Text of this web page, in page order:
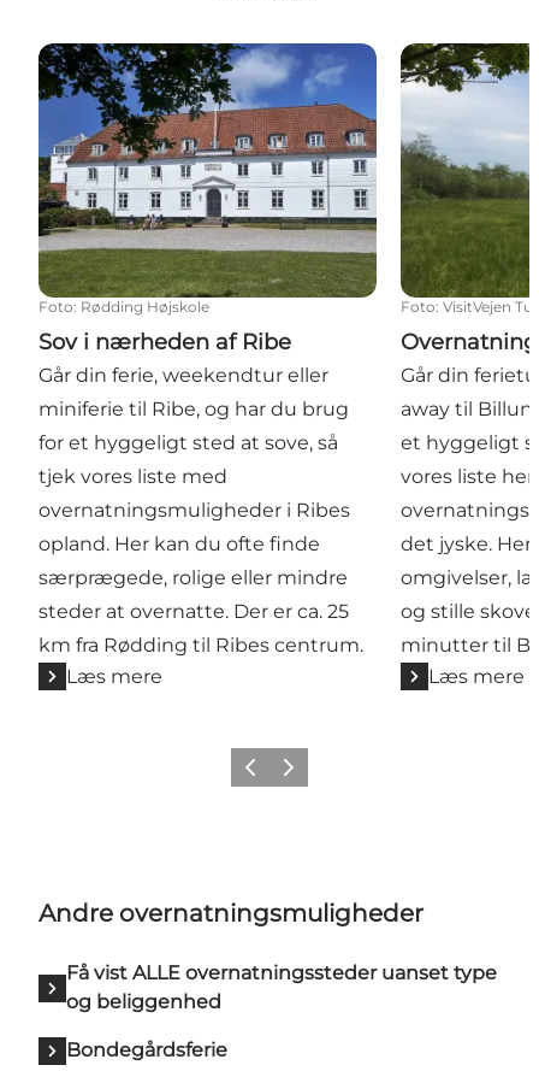
Sov i nærheden af Ribe
Foto: Rødding Højskole
Sov i nærheden af Ribe
Går din ferie, weekendtur eller
miniferie til Ribe, og har du brug
for et hyggeligt sted at sove, så
tjek vores liste med
overnatningsmuligheder i Ribes
opland. Her kan du ofte finde
særprægede, rolige eller mindre
steder at overnatte. Der er ca. 25
km fra Rødding til Ribes centrum.
Læs mere
Overnatning
Foto: VisitVejen
Går din
away til
et hyggeligt
vores liste
det jyske.
omgivelser,
og stille
minutter til
Læs mere
Forrige billede
Næste billede
Andre overnatningsmuligheder
Få vist ALLE overnatningssteder uanset type
og beliggenhed
Bondegårdsferie